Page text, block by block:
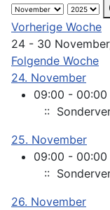
Vorherige Woche
24 - 30
Folgende Woche
24. November
09:00 - 00:00
::
25. November
09:00 - 00:00
::
26. November